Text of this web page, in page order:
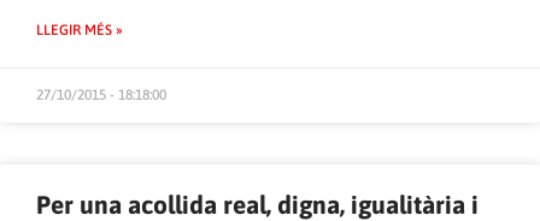
LLEGIR MÉS »
27/10/2015 - 18:18:00
Per una acollida real, digna, igualitària i